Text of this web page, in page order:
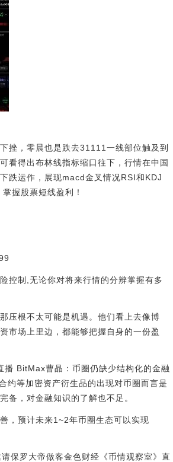
挫，零晨也是跌去31111一线部位触及到
看得出布林线指标缩口往下，行情在中国
跌运作，展现macd金叉情况RSI和KDJ
握股票短线盈利！
控制,无论你对将来行情的分辨掌握有多
压根不太可能是机遇。他们看上去像博
市场上里边，都能够把握自身的一份盈
BitMax曹晶：币圈仍缺少结构化的金融
约等加密资产衍生品的出现对币圈而言是
备，对金融知识的了解也不足。
，预计未来1~2年币圈生态可以实现
保罗大帝做客金色财经《币情观察室》直